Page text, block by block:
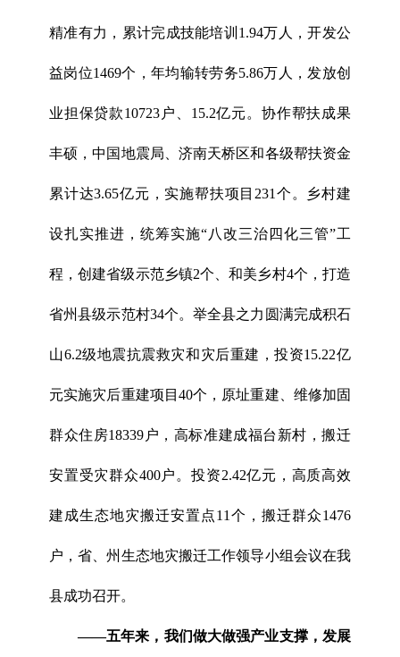
精准有力，累计完成技能培训1.94万人，开发公
益岗位1469个，年均输转劳务5.86万人，发放创
业担保贷款10723户、15.2亿元。协作帮扶成果
丰硕，中国地震局、济南天桥区和各级帮扶资金
累计达3.65亿元，实施帮扶项目231个。乡村建
设扎实推进，统筹实施“八改三治四化三管”工
程，创建省级示范乡镇2个、和美乡村4个，打造
省州县级示范村34个。举全县之力圆满完成积石
山6.2级地震抗震救灾和灾后重建，投资15.22亿
元实施灾后重建项目40个，原址重建、维修加固
群众住房18339户，高标准建成福台新村，搬迁
安置受灾群众400户。投资2.42亿元，高质高效
建成生态地灾搬迁安置点11个，搬迁群众1476
户，省、州生态地灾搬迁工作领导小组会议在我
县成功召开。
——五年来，我们做大做强产业支撑，发展